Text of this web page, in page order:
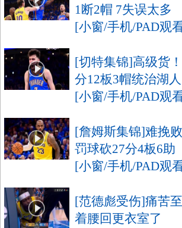
1断2帽 7失误太多
[小窗/手机/PAD观
[切特集锦]高级货
分12板3帽统治湖人
[小窗/手机/PAD观
[詹姆斯集锦]难挽
罚球砍27分4板6助
[小窗/手机/PAD观
[范德彪受伤]痛苦
着腰回更衣室了